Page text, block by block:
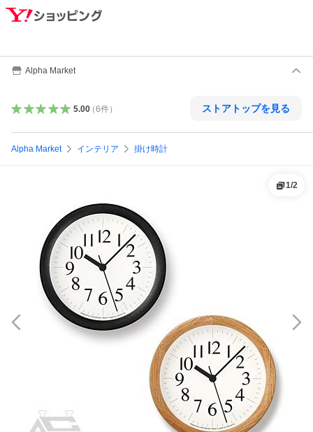
Alpha Market
5.00（6件） ストアトップを見る
Alpha Market インテリア 掛け時計
1/2